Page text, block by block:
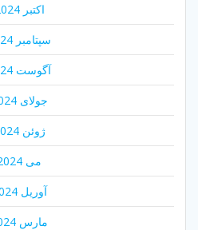
اکتبر 2024
سپتامبر 2024
آگوست 2024
جولای 2024
ژوئن 2024
می 2024
آوریل 2024
مارس 2024